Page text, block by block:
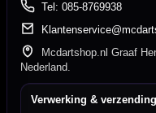
Tel: 085-8769938
Mcdartshop.nl Graaf
Nederland.
Verwerking & verzending